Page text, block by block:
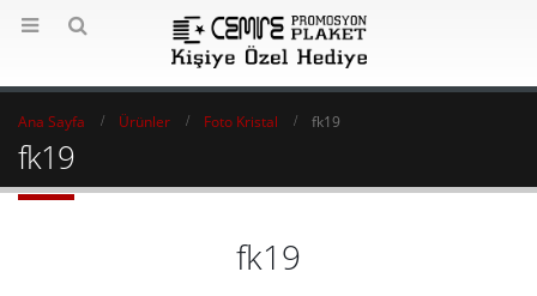
Ana Sayfa Ürünler Foto Kristal fk19
fk19
fk19